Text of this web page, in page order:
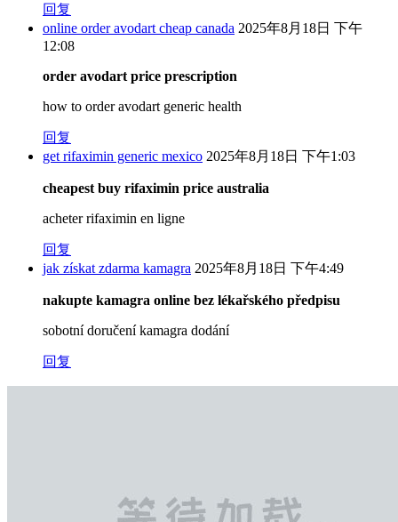
回复
online order avodart cheap canada 2025年8月18日 下午
12:08
order avodart price prescription
how to order avodart generic health
回复
get rifaximin generic mexico 2025年8月18日 下午1:03
cheapest buy rifaximin price australia
acheter rifaximin en ligne
回复
jak získat zdarma kamagra 2025年8月18日 下午4:49
nakupte kamagra online bez lékařského předpisu
sobotní doručení kamagra dodání
回复